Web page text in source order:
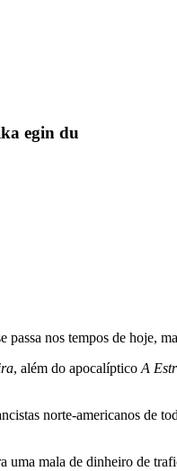
egin du
nos tempos de hoje,
, além do apocalíptico A
norte-americanos de
mala de dinheiro de